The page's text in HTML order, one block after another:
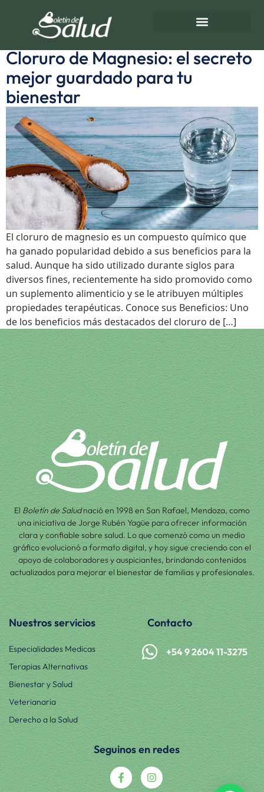
contracturas
Cloruro de Magnesio: el secreto
mejor guardado para tu
bienestar
El cloruro de magnesio es un compuesto químico que
ha ganado popularidad debido a sus beneficios para la
salud. Aunque ha sido utilizado durante siglos para
diversos fines, recientemente ha sido promovido como
un suplemento alimenticio y se le atribuyen múltiples
propiedades terapéuticas. Conoce sus Beneficios: Uno
de los beneficios más destacados del cloruro de […]
El Boletín de Saludnació en 1998 en San Rafael, Mendoza, como
una iniciativa de Jorge Rubén Yagüe para ofrecer información
clara y confiable sobre salud. Lo que comenzó como un medio
gráfico evolucionó a formato digital, y hoy sigue creciendo con el
apoyo de colaboradores y auspiciantes, brindando contenidos
actualizados para mejorar el bienestar de familias y profesionales.
Nuestros servicios
Especialidades Medicas
Terapias Alternativas
Bienestar y Salud
Veterianaria
Derecho a la Salud
Contacto
+54 9 2604 11-3275
Seguinos en redes